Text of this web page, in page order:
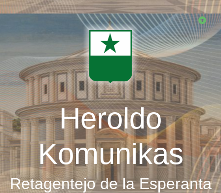
Skip
Heroldo
Komunikas
Retagentejo de la Esperanta